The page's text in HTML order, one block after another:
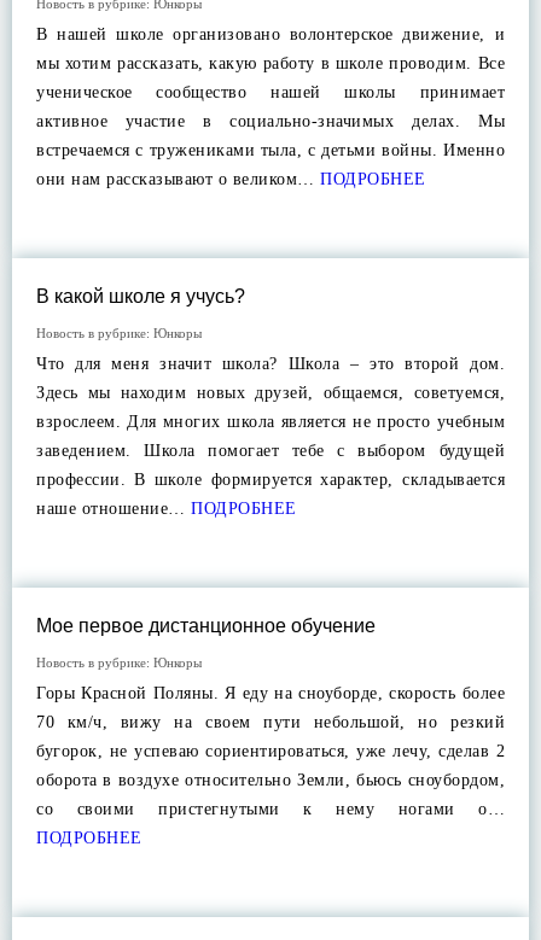
Новость в рубрике: Юнкоры
В нашей школе организовано волонтерское движение, и
мы хотим рассказать, какую работу в школе проводим. Все
ученическое сообщество нашей школы принимает
активное участие в социально-значимых делах. Мы
встречаемся с тружениками тыла, с детьми войны. Именно
они нам рассказывают о великом… ПОДРОБНЕЕ
В какой школе я учусь?
Новость в рубрике: Юнкоры
Что для меня значит школа? Школа – это второй дом.
Здесь мы находим новых друзей, общаемся, советуемся,
взрослеем. Для многих школа является не просто учебным
заведением. Школа помогает тебе с выбором будущей
профессии. В школе формируется характер, складывается
наше отношение… ПОДРОБНЕЕ
Мое первое дистанционное обучение
Новость в рубрике: Юнкоры
Горы Красной Поляны. Я еду на сноуборде, скорость более
70 км/ч, вижу на своем пути небольшой, но резкий
бугорок, не успеваю сориентироваться, уже лечу, сделав 2
оборота в воздухе относительно Земли, бьюсь сноубордом,
со своими пристегнутыми к нему ногами о…
ПОДРОБНЕЕ